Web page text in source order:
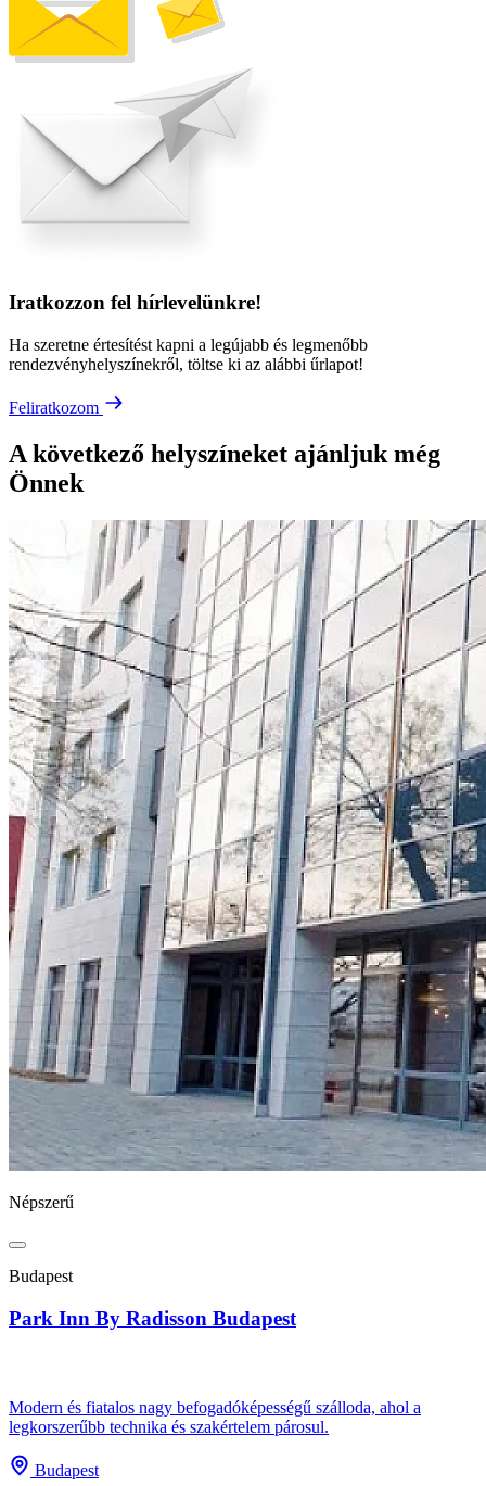
Iratkozzon fel hírlevelünkre!
Ha szeretne értesítést kapni a legújabb és legmenőbb
rendezvényhelyszínekről, töltse ki az alábbi űrlapot!
Feliratkozom
A következő helyszíneket ajánljuk még
Önnek
Népszerű
Budapest
Park Inn By Radisson Budapest
Modern és fiatalos nagy befogadóképességű szálloda, ahol a
legkorszerűbb technika és szakértelem párosul.
Budapest